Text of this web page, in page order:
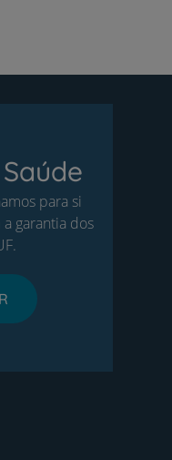
para si
garantia dos